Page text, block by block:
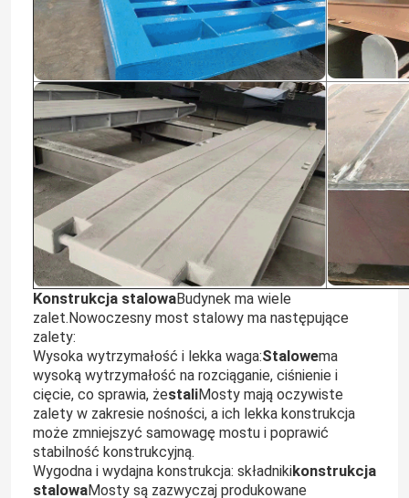
Konstrukcja stalowaBudynek ma wiele
zalet.Nowoczesny most stalowy ma następujące
zalety:
Wysoka wytrzymałość i lekka waga:Stalowema
wysoką wytrzymałość na rozciąganie, ciśnienie i
cięcie, co sprawia, żestaliMosty mają oczywiste
zalety w zakresie nośności, a ich lekka konstrukcja
może zmniejszyć samowagę mostu i poprawić
stabilność konstrukcyjną.
Wygodna i wydajna konstrukcja: składnikikonstrukcja
stalowaMosty są zazwyczaj produkowane